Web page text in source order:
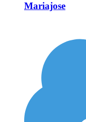
Mariajose